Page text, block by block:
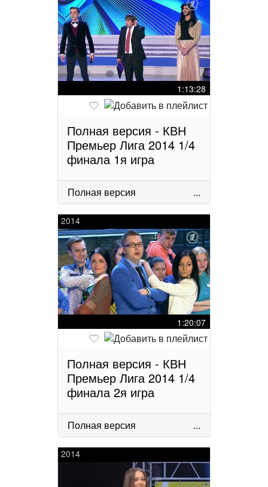
1:13:28
Полная версия - КВН
Премьер Лига 2014 1/4
финала 1я игра
Полная версия ...
2014
1:20:07
Полная версия - КВН
Премьер Лига 2014 1/4
финала 2я игра
Полная версия ...
2014